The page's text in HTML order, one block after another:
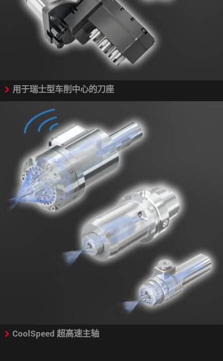
用于瑞士型车削中心的刀座
CoolSpeed 超高速主轴